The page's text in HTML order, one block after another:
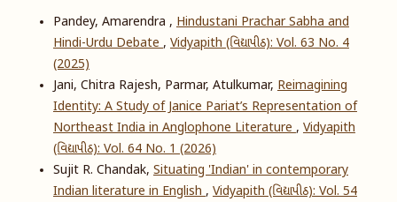
Pandey, Amarendra , Hindustani Prachar Sabha and
Hindi-Urdu Debate, Vidyapith (વિદ્યાપીઠ): Vol. 63 No. 4
(2025)
Jani, Chitra Rajesh, Parmar, Atulkumar, Reimagining
Identity: A Study of Janice Pariat’s Representation of
Northeast India in Anglophone Literature, Vidyapith
(વિદ્યાપીઠ): Vol. 64 No. 1 (2026)
Sujit R. Chandak, Situating 'Indian' in contemporary
Indian literature in English, Vidyapith (વિદ્યાપીઠ): Vol. 54